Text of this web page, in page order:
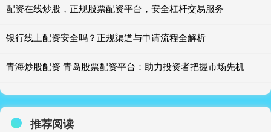
配资在线炒股，正规股票配资平台，安全杠杆交易服务
银行线上配资安全吗？正规渠道与申请流程全解析
青海炒股配资 青岛股票配资平台：助力投资者把握市场先机
推荐阅读